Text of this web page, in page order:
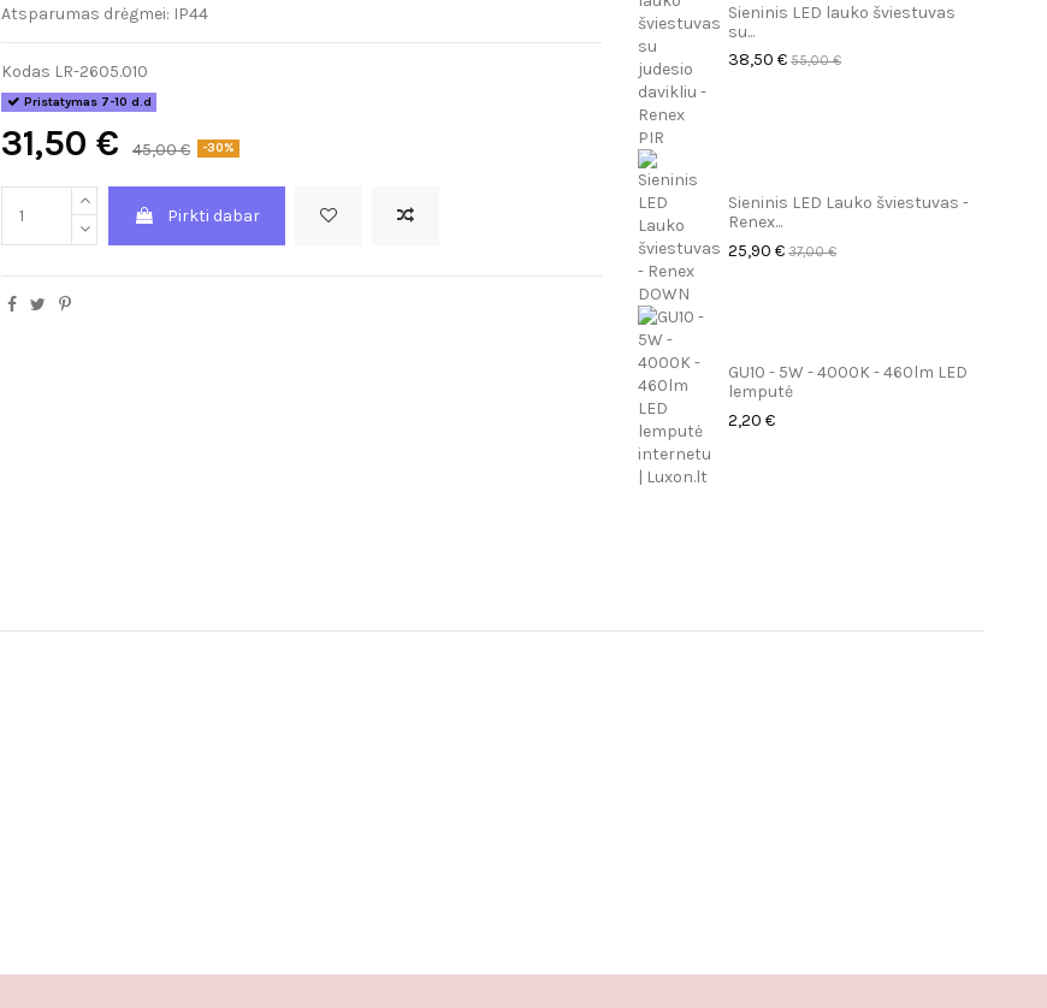
Atsparumas drėgmei: IP44
Kodas LR-2605.010
Pristatymas 7-10 d.d
31,50 € 45,00 € -30%
Pirkti dabar
Sieninis LED lauko šviestuvas
su...
38,50 € 55,00 €
Sieninis LED Lauko šviestuvas -
Renex...
25,90 € 37,00 €
GU10 - 5W - 4000K - 460lm LED
lemputė
2,20 €